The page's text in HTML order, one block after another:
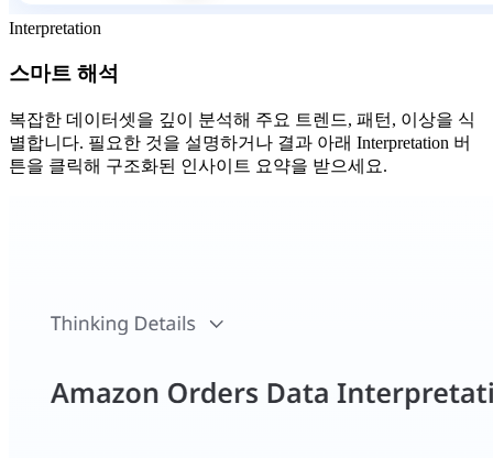
Interpretation
스마트 해석
복잡한 데이터셋을 깊이 분석해 주요 트렌드, 패턴, 이상을 식
별합니다. 필요한 것을 설명하거나 결과 아래 Interpretation 버
튼을 클릭해 구조화된 인사이트 요약을 받으세요.